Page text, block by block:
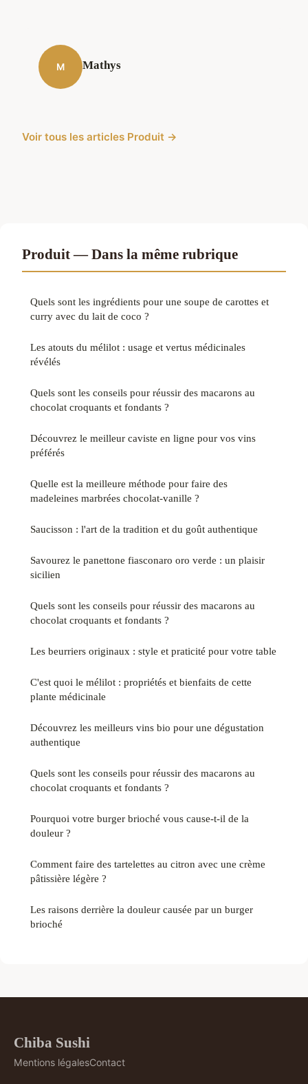
M Mathys
Voir tous les articles Produit →
Produit — Dans la même rubrique
Quels sont les ingrédients pour une soupe de carottes et
curry avec du lait de coco ?
Les atouts du mélilot : usage et vertus médicinales
révélés
Quels sont les conseils pour réussir des macarons au
chocolat croquants et fondants ?
Découvrez le meilleur caviste en ligne pour vos vins
préférés
Quelle est la meilleure méthode pour faire des
madeleines marbrées chocolat-vanille ?
Saucisson : l'art de la tradition et du goût authentique
Savourez le panettone fiasconaro oro verde : un plaisir
sicilien
Quels sont les conseils pour réussir des macarons au
chocolat croquants et fondants ?
Les beurriers originaux : style et praticité pour votre table
C'est quoi le mélilot : propriétés et bienfaits de cette
plante médicinale
Découvrez les meilleurs vins bio pour une dégustation
authentique
Quels sont les conseils pour réussir des macarons au
chocolat croquants et fondants ?
Pourquoi votre burger brioché vous cause-t-il de la
douleur ?
Comment faire des tartelettes au citron avec une crème
pâtissière légère ?
Les raisons derrière la douleur causée par un burger
brioché
Chiba Sushi
Mentions légalesContact